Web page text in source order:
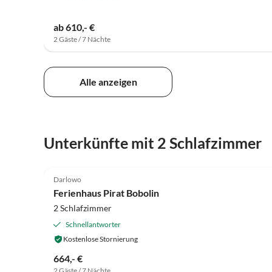
ab 610,- €
2 Gäste / 7 Nächte
Alle anzeigen
Unterkünfte mit 2 Schlafzimmer
Darlowo
Ferienhaus Pirat Bobolin
2 Schlafzimmer
Schnellantworter
Kostenlose Stornierung
664,- €